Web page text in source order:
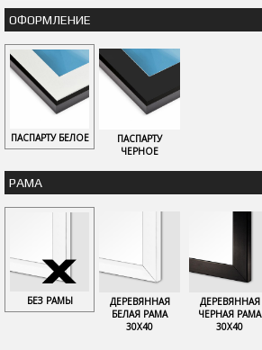
ОФОРМЛЕНИЕ
ПАСПАРТУ БЕЛОЕ
ПАСПАРТУ
ЧЕРНОЕ
РАМА
БЕЗ РАМЫ
ДЕРЕВЯННАЯ
БЕЛАЯ РАМА
30Х40
ДЕРЕВЯННАЯ
ЧЕРНАЯ РАМА
30Х40